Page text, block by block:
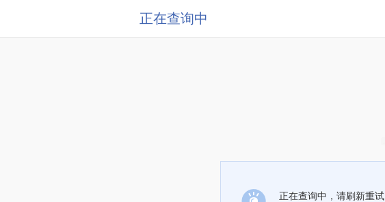
正在查询中
正在查询中，请刷新重试